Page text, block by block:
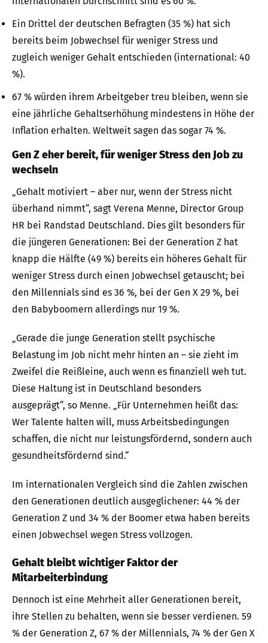
Ein Drittel der deutschen Befragten (35 %) hat sich
bereits beim Jobwechsel für weniger Stress und
zugleich weniger Gehalt entschieden (international: 40
%).
67 % würden ihrem Arbeitgeber treu bleiben, wenn sie
eine jährliche Gehaltserhöhung mindestens in Höhe der
Inflation erhalten. Weltweit sagen das sogar 74 %.
Gen Z eher bereit, für weniger Stress den Job zu
wechseln
„Gehalt motiviert – aber nur, wenn der Stress nicht
überhand nimmt“, sagt Verena Menne, Director Group
HR bei Randstad Deutschland. Dies gilt besonders für
die jüngeren Generationen: Bei der Generation Z hat
knapp die Hälfte (49 %) bereits ein höheres Gehalt für
weniger Stress durch einen Jobwechsel getauscht; bei
den Millennials sind es 36 %, bei der Gen X 29 %, bei
den Babyboomern allerdings nur 19 %.
„Gerade die junge Generation stellt psychische
Belastung im Job nicht mehr hinten an – sie zieht im
Zweifel die Reißleine, auch wenn es finanziell weh tut.
Diese Haltung ist in Deutschland besonders
ausgeprägt“, so Menne. „Für Unternehmen heißt das:
Wer Talente halten will, muss Arbeitsbedingungen
schaffen, die nicht nur leistungsfördernd, sondern auch
gesundheitsfördernd sind.“
Im internationalen Vergleich sind die Zahlen zwischen
den Generationen deutlich ausgeglichener: 44 % der
Generation Z und 34 % der Boomer etwa haben bereits
einen Jobwechsel wegen Stress vollzogen.
Gehalt bleibt wichtiger Faktor der
Mitarbeiterbindung
Dennoch ist eine Mehrheit aller Generationen bereit,
ihre Stellen zu behalten, wenn sie besser verdienen. 59
% der Generation Z, 67 % der Millennials, 74 % der Gen X